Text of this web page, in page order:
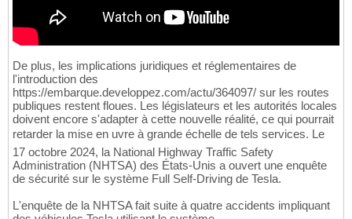
De plus, les implications juridiques et réglementaires de
l'introduction des
https://embarque.developpez.com/actu/364097/ sur les routes
publiques restent floues. Les législateurs et les autorités locales
doivent encore s'adapter à cette nouvelle réalité, ce qui pourrait
retarder la mise en uvre à grande échelle de tels services. Le
17 octobre 2024, la National Highway Traffic Safety
Administration (NHTSA) des États-Unis a ouvert une enquête
de sécurité sur le système Full Self-Driving de Tesla.
L'enquête de la NHTSA fait suite à quatre accidents impliquant